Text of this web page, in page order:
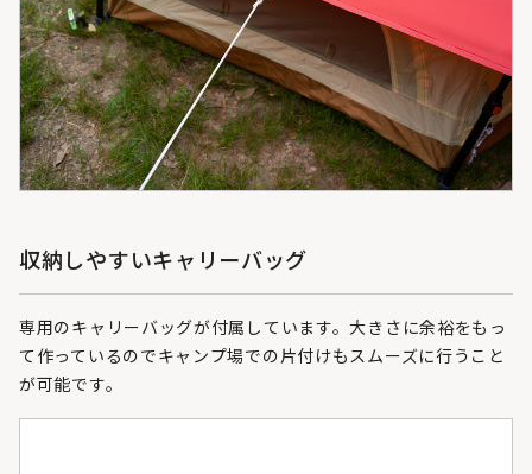
収納しやすいキャリーバッグ
専用のキャリーバッグが付属しています。大きさに余裕をもっ
て作っているのでキャンプ場での片付けもスムーズに行うこと
が可能です。